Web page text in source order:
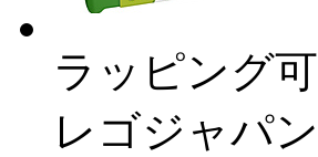
ラッピング可
レゴジャパン